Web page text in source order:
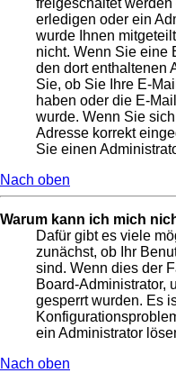
freigeschaltet
erledigen oder ein
wurde Ihnen
nicht. Wenn Sie eine
den dort enthaltenen
Sie, ob Sie Ihre E-
haben oder die E-
wurde. Wenn Sie
Adresse korrekt
Sie einen
Nach oben
Warum kann ich mich
Dafür gibt es viele
zunächst, ob Ihr
sind. Wenn dies der
Board-Administrator,
gesperrt wurden. Es
ein Administrator
Nach oben